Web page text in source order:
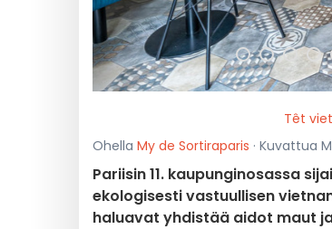
Têt
Ohella My de Sortiraparis · Kuvattua
Pariisin 11. kaupunginosassa
ekologisesti vastuullisen
haluavat yhdistää aidot maut